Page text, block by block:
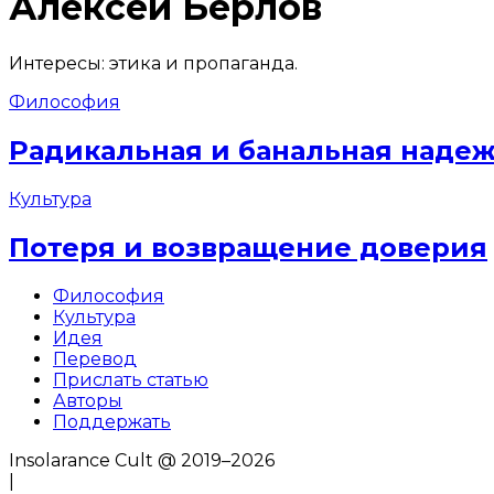
Интересы: этика и пропаганда.
Философия
Радикальная и банальная
Культура
Потеря и возвращение доверия
Философия
Культура
Идея
Перевод
Прислать статью
Авторы
Поддержать
Insolarance Cult @ 2019–2026